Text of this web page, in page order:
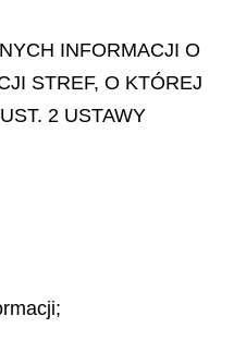
INFORMACJI O
STREF, O KTÓREJ
2 USTAWY